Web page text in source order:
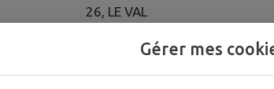
26, LE VAL
LA VILLE VIN
L ECOTAY
Gérer mes